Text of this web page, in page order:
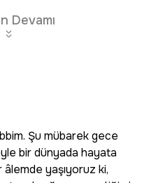
Devamı
Şu mübarek gece
bir dünyada hayata
yaşıyoruz ki,